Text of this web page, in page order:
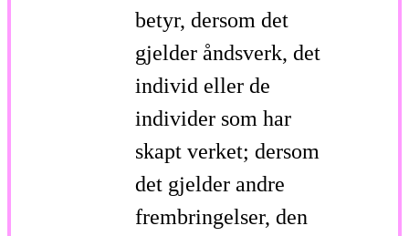
betyr, dersom det
gjelder åndsverk, det
individ eller de
individer som har
skapt verket; dersom
det gjelder andre
frembringelser, den